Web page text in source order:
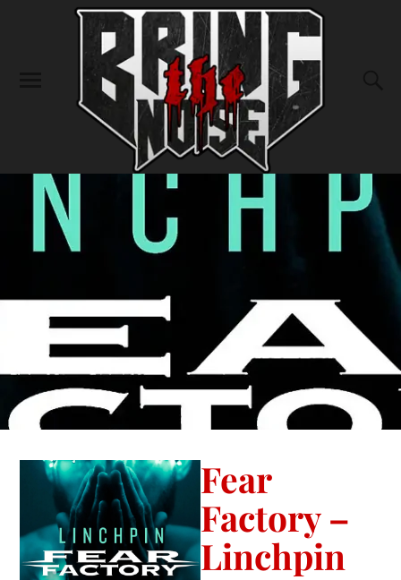
Fear
Factory –
Linchpin